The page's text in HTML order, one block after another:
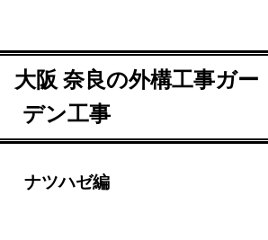
阪 奈良の外構工事ガー
デン工事
ナツハゼ編